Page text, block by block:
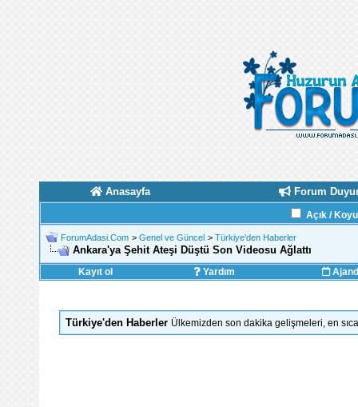
Anasayfa Forum
Açık /
ForumAdasi.Com > Genel ve Güncel > Türkiye'den Haberler
Ankara'ya Şehit Ateşi Düştü Son Videosu Ağlattı
Kayıt ol Yardım
Türkiye'den Haberler Ülkemizden son dakika gelişmeleri, en